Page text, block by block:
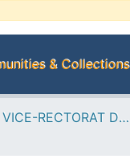
& Collections
A--> VICE-RECTORAT DE LA POST-GRADUATION